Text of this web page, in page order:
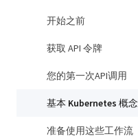
开始之前
获取 API 令牌
您的第一次API调用
基本 Kubernetes 概念
准备使用这些工作流